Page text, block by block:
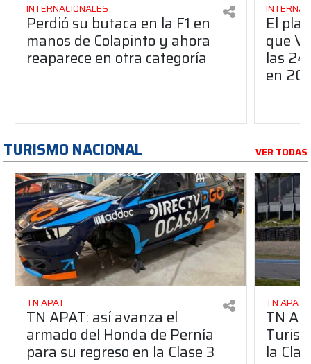
INTERNACIONALES
Perdió su butaca en la F1 en
manos de Colapinto y ahora
reaparece en otra categoría
El
que
las
en
TURISMO NACIONAL VER TODAS
TN APAT
TN APAT: así avanza el
armado del Honda de Pernía
para su regreso en la Clase 3
TN APAT
TN
la